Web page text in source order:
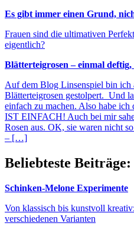
Es gibt immer einen Grund,
Frauen sind die ultimativen
eigentlich?
Blätterteigrosen – einmal deftig,
Auf dem Blog Linsenspiel bin ich
Blätterteigrosen gestolpert. Und
einfach zu machen. Also habe ich
IST EINFACH! Auch bei mir
Rosen aus. OK, sie waren nicht
– […]
Beliebteste Beiträge:
Schinken-Melone Experimente
Von klassisch bis kunstvoll
verschiedenen Varianten